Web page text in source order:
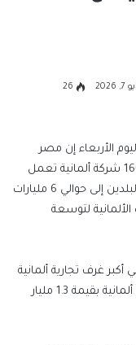
26
الأربعاء إن مصر
شريك مهم لألمانيا بالمنطقة وتوجد حوالي 1600 شركة ألمانية تعمل
في مصر، كما وصل حجم التبادل التجاري بين البلدين إلى حوالي 6 مليارات
الألمانية لتوسعة
أكبر غرف تجارية ألمانية
وهناك حوالي 80 مشروعًا تشارك فيها شركات ألمانية بقيمة 1.3 مليار